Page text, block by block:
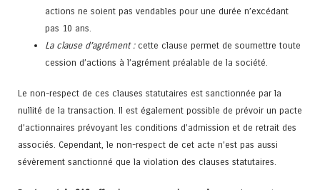
actions ne soient pas vendables pour une durée n’excédant
pas 10 ans.
La clause d’agrément :cette clause permet de soumettre toute
cession d’actions à l’agrément préalable de la société.
Le non-respect de ces clauses statutaires est sanctionnée par la
nullité de la transaction. Il est également possible de prévoir un pacte
d’actionnaires prévoyant les conditions d’admission et de retrait des
associés. Cependant, le non-respect de cet acte n’est pas aussi
sévèrement sanctionné que la violation des clauses statutaires.